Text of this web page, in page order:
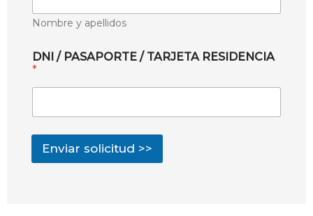
Nombre y apellidos
DNI / PASAPORTE / TARJETA RESIDENCIA
*
Enviar solicitud >>